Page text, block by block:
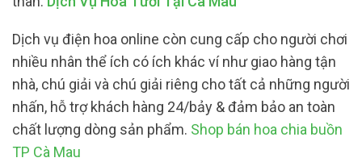
Dịch vụ điện hoa online còn cung cấp cho người chơi
nhiều nhân thể ích có ích khác ví như giao hàng tận
nhà, chú giải và chú giải riêng cho tất cả những người
nhấn, hỗ trợ khách hàng 24/bảy & đảm bảo an toàn
chất lượng dòng sản phẩm. Shop bán hoa chia buồn
TP Cà Mau